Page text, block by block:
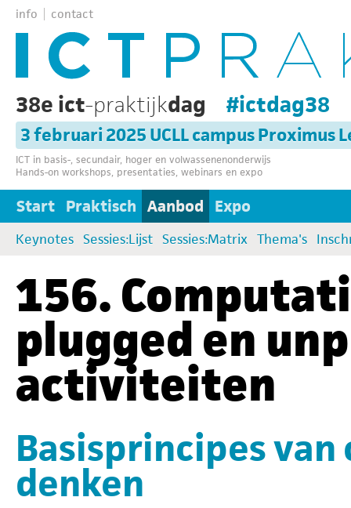
info contact
38e ict-praktijkdag #ictdag38
3 februari 2025 UCLL campus Proximus
ICT in basis-, secundair, hoger en volwassenenonderwijs
Hands-on workshops, presentaties, webinars en expo
Start Praktisch Aanbod Expo
Keynotes Sessies:Lijst Sessies:Matrix Thema's
156.
plugged en
activiteiten
Basisprincipes
denken